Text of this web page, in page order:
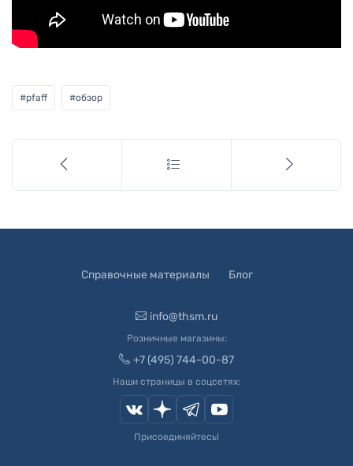
#pfaff #обзор
Справочные материалы Блог
info@thsm.ru
Розничные магазины:
+7 (495) 744-00-87
Наши страницы в соцсетях:
Присоединяйтесь!